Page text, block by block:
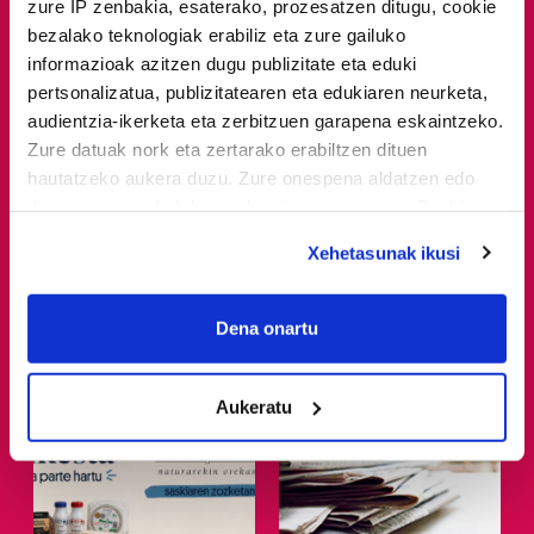
zure IP zenbakia, esaterako, prozesatzen ditugu, cookie
bezalako teknologiak erabiliz eta zure gailuko
informazioak azitzen dugu publizitate eta eduki
pertsonalizatua, publizitatearen eta edukiaren neurketa,
audientzia-ikerketa eta zerbitzuen garapena eskaintzeko.
Zure datuak nork eta zertarako erabiltzen dituen
hautatzeko aukera duzu. Zure onespena aldatzen edo
If you allow, we would also like to:
Collect information about your geographical
meters
Identify your device by actively scanning it for
specific characteristics (fingerprinting)
Find out more about how your personal data is processed
and set your preferences in the
details section.
Xehetasunak ikusi
Dena onartu
Aukeratu
Zozketak Eskaintzak
bisita gidatua